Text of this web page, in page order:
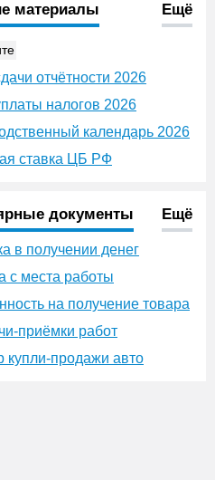
материалы Ещё
отчётности 2026
налогов 2026
календарь 2026
ставка ЦБ РФ
документы Ещё
в получении денег
с места работы
на получение товара
приёмки работ
купли-продажи авто